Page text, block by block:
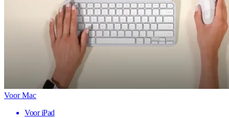
Voor Mac
Voor iPad